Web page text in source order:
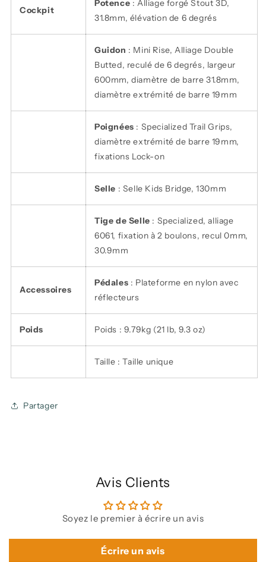
Cockpit
Potence : Alliage forgé Stout 3D,
31.8mm, élévation de 6 degrés
Guidon : Mini Rise, Alliage Double
Butted, reculé de 6 degrés, largeur
600mm, diamètre de barre 31.8mm,
diamètre extrémité de barre 19mm
Poignées : Specialized Trail Grips,
diamètre extrémité de barre 19mm,
fixations Lock-on
Selle : Selle Kids Bridge, 130mm
Tige de Selle : Specialized, alliage
6061, fixation à 2 boulons, recul 0mm,
30.9mm
Accessoires
Pédales : Plateforme en nylon avec
réflecteurs
Poids Poids : 9.79kg (21 lb, 9.3 oz)
Taille : Taille unique
Partager
Avis Clients
Soyez le premier à écrire un avis
Écrire un avis